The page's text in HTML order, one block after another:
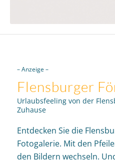
– Anzeige –
Flensburger
Urlaubsfeeling von der
Zuhause
Entdecken Sie die
Fotogalerie. Mit den
den Bildern wechseln.